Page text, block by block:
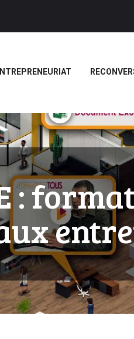
:
Forces LMS
PRO
SCORM